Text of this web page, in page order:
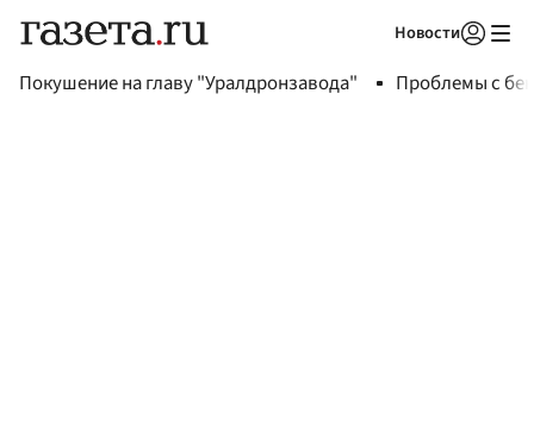
Новости
Покушение на главу "Уралдронзавода" Проблемы с